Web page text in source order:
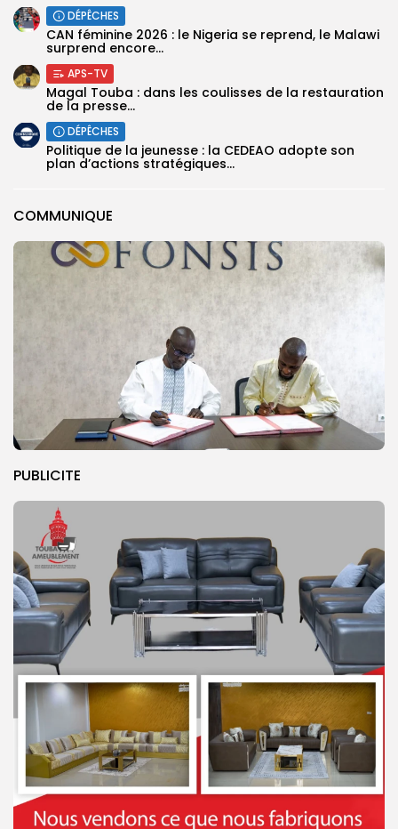
COMMUNIQUE
PUBLICITE
DÉPÊCHES
‎CAN féminine 2026 : le Nigeria se reprend, le Malawi
surprend encore...
APS-TV
Magal Touba : dans les coulisses de la restauration
de la presse...
DÉPÊCHES
Politique de la jeunesse : la CEDEAO adopte son
plan d’actions stratégiques...